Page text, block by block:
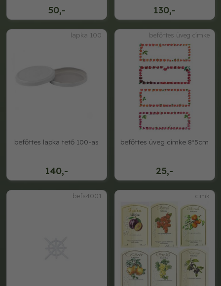
50,- 130,-
lapka 100
140,-
befőttes lapka tető 100-as
befőttes üveg címke
25,-
befőttes üveg címke 8*5cm
befs4001 cimk